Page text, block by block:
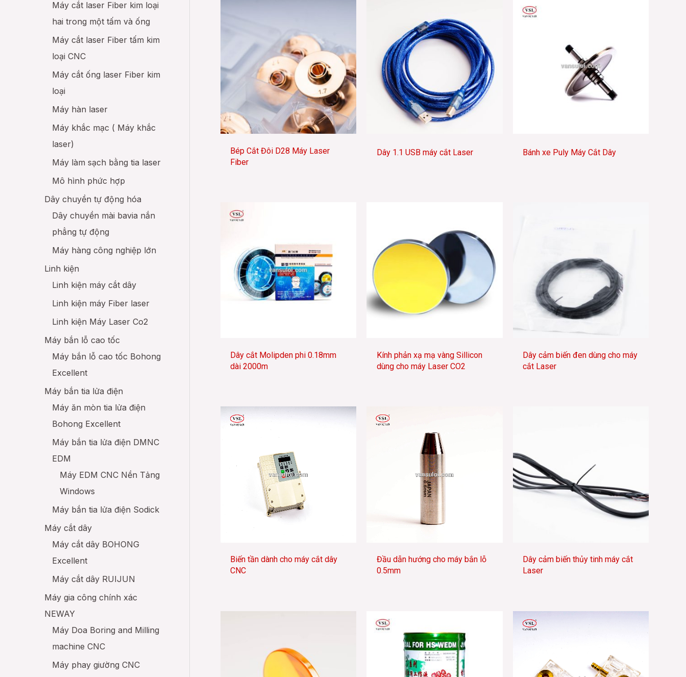
Máy cắt laser Fiber kim loại
hai trong một tấm và ống
Máy cắt laser Fiber tấm kim
loại CNC
Máy cắt ống laser Fiber kim
loại
Máy hàn laser
Máy khắc mạc ( Máy khắc
laser)
Máy làm sạch bằng tia laser
Mô hình phức hợp
Dây chuyền tự động hóa
Dây chuyền mài bavia nắn
phẳng tự động
Máy hàng công nghiệp lớn
Linh kiện
Linh kiện máy cắt dây
Linh kiện máy Fiber laser
Linh kiện Máy Laser Co2
Máy bắn lỗ cao tốc
Máy bắn lỗ cao tốc Bohong
Excellent
Máy bắn tia lửa điện
Máy ăn mòn tia lửa điện
Bohong Excellent
Máy bắn tia lửa điện DMNC
EDM
Máy EDM CNC Nền Tảng
Windows
Máy bắn tia lửa điện Sodick
Máy cắt dây
Máy cắt dây BOHONG
Excellent
Máy cắt dây RUIJUN
Máy gia công chính xác
NEWAY
Máy Doa Boring and Milling
machine CNC
Máy phay giường CNC
Bép Cắt Đôi D28 Máy Laser
Fiber
Dây 1.1 USB máy cắt Laser Bánh xe Puly Máy Cắt Dây
Dây cắt Molipden phi 0.18mm
dài 2000m
Kính phản xạ mạ vàng Sillicon
dùng cho máy Laser CO2
Dây cảm biến đen dùng cho máy
cắt Laser
Biến tần dành cho máy cắt dây
CNC
Đầu dẫn hướng cho máy bắn lỗ
0.5mm
Dây cảm biến thủy tinh máy cắt
Laser